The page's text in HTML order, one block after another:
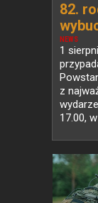
NEWS
82.
1
z
17.00,